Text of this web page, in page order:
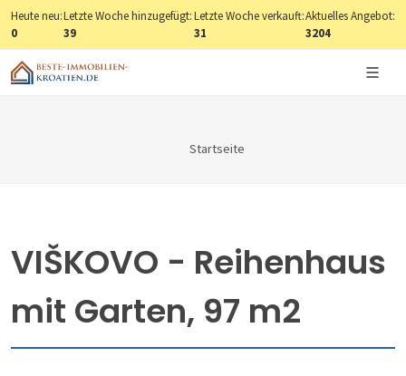
Heute neu:
0
Letzte Woche hinzugefügt:
39
Letzte Woche verkauft:
31
Aktuelles Angebot:
3204
Startseite
VIŠKOVO - Reihenhaus
mit Garten, 97 m2